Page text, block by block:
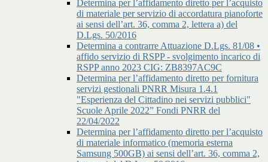
Determina per l’affidamento diretto per l’acquisto
di materiale per servizio di accordatura pianoforte
ai sensi dell’art. 36, comma 2, lettera a) del
D.Lgs. 50/2016
Determina a contrarre Attuazione D.Lgs. 81/08 •
affido servizio di RSPP - svolgimento incarico di
RSPP anno 2023 CIG: ZB8397AC9C
Determina per l’affidamento diretto per fornitura
servizi gestionali PNRR Misura 1.4.1
"Esperienza del Cittadino nei servizi pubblici"
Scuole Aprile 2022” Fondi PNRR del
22/04/2022
Determina per l’affidamento diretto per l’acquisto
di materiale informatico (memoria esterna
Samsung 500GB) ai sensi dell’art. 36, comma 2,